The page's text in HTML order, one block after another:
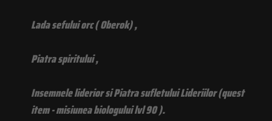
Lada sefului orc ( Oberok) ,
Piatra spiritului ,
Insemnele liderior si Piatra sufletului Lideriilor (quest
item - misiunea biologului lvl 90 ).